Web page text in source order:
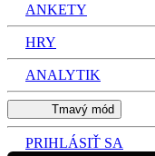
ANKETY
HRY
ANALYTIK
Tmavý mód
PRIHLÁSIŤ SA